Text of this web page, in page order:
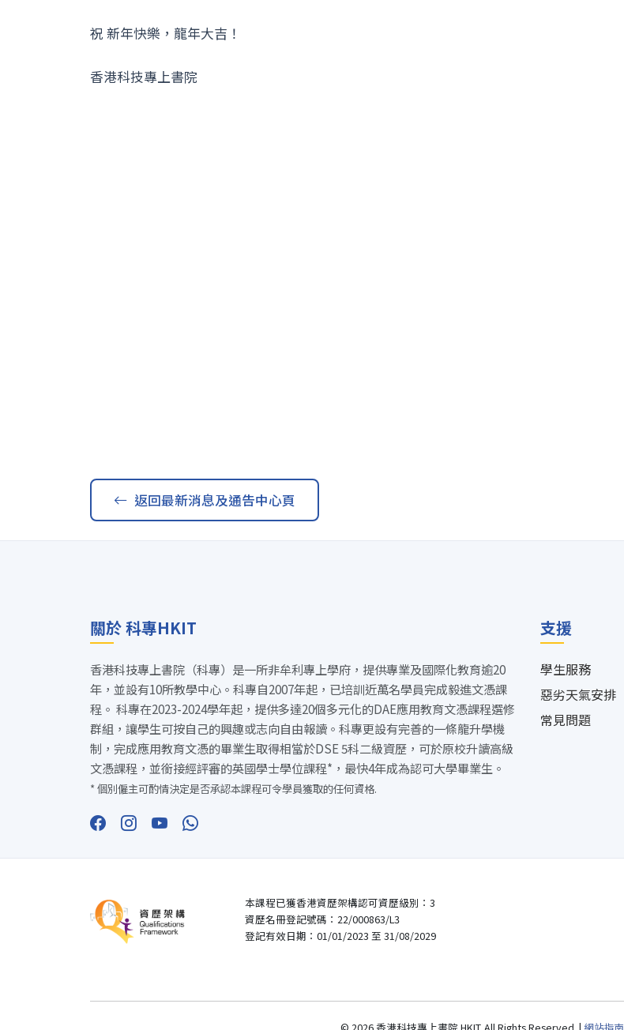
祝 新年快樂，龍年大吉！
香港科技專上書院
返回最新消息及通告中心頁
關於 科專HKIT
香港科技專上書院（科專）是一所非牟利專上學府，提供專業及國際化教育逾20
年，並設有10所教學中心。科專自2007年起，已培訓近萬名學員完成毅進文憑課
程。 科專在2023-2024學年起，提供多達20個多元化的DAE應用教育文憑課程選修
群組，讓學生可按自己的興趣或志向自由報讀。科專更設有完善的一條龍升學機
制，完成應用教育文憑的畢業生取得相當於DSE 5科二級資歷，可於原校升讀高級
文憑課程，並銜接經評審的英國學士學位課程*，最快4年成為認可大學畢業生。
* 個別僱主可酌情決定是否承認本課程可令學員獲取的任何資格.
支援
學生服務
惡劣天氣安排
常見問題
本課程已獲香港資歷架構認可資歷級別：3
資歷名冊登記號碼：22/000863/L3
登記有效日期：01/01/2023 至 31/08/2029
© 2026 香港科技專上書院 HKIT. All Rights Reserved. | 網站指南